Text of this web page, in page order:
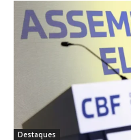
Destaques